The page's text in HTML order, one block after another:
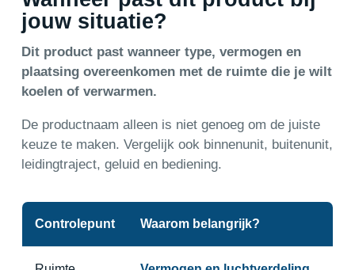
jouw situatie?
Dit product past wanneer type, vermogen en
plaatsing overeenkomen met de ruimte die je wilt
koelen of verwarmen.
De productnaam alleen is niet genoeg om de juiste
keuze te maken. Vergelijk ook binnenunit, buitenunit,
leidingtraject, geluid en bediening.
Controlepunt Waarom belangrijk?